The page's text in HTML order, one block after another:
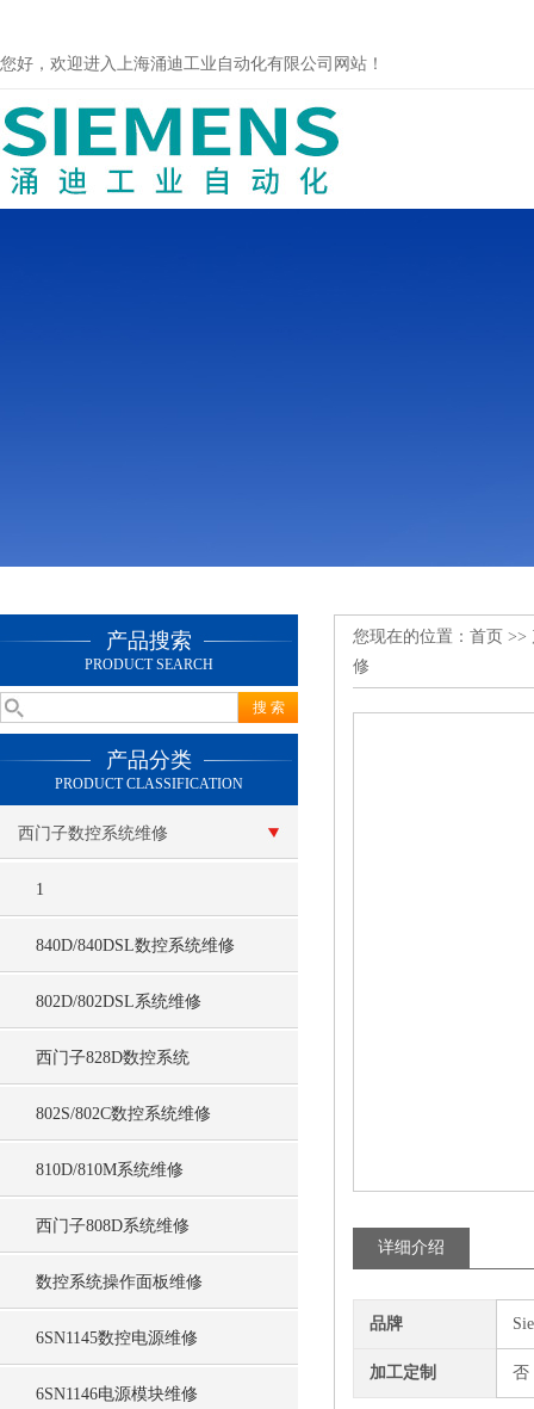
您好，欢迎进入上海涌迪工业自动化有限公司网站！
产品搜索
PRODUCT SEARCH
产品分类
PRODUCT CLASSIFICATION
西门子数控系统维修
1
840D/840DSL数控系统维修
802D/802DSL系统维修
西门子828D数控系统
802S/802C数控系统维修
810D/810M系统维修
西门子808D系统维修
数控系统操作面板维修
6SN1145数控电源维修
6SN1146电源模块维修
您现在的位置： 首页 >>
修
详细介绍
品牌
加工定制 否